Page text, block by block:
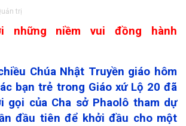
trị
những niềm vui đồng hành
Chúa Nhật Truyền giáo hôm
bạn trẻ trong Giáo xứ Lộ 20 đã
gọi của Cha sở Phaolô tham dự
đầu tiên để khởi đầu cho một